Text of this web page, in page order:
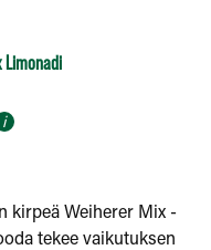
Limonadi
i
kirpeä Weiherer Mix -
tekee vaikutuksen